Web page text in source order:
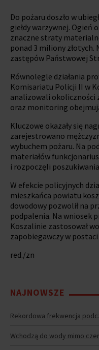
Do pożaru doszło w
giełdy warzywnej. Ogień
znaczne straty
ponad 3 miliony złotych.
zastępów Państwowej
Równolegle działania
Komisariatu Policji II w
analizowali okoliczności
oraz monitoring
Kluczowe okazały się
zarejestrowano
wybuchem pożaru. Na
materiałów
i rozpoczęli
W efekcie policyjnych
mieszkańca powiatu
dowodowy pozwolił na
podpalenia. Na wniosek
Koszalinie zastosował
zapobiegawczy w
red./zn
NAJNOWSZE
Rekordowa frekwencja
Wchodzą do wody mimo